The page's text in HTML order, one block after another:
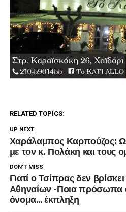
RELATED TOPICS:
UP NEXT
Χαράλαμπος Καρπούζος:
με τον κ. Πολάκη και τους
DON'T MISS
Γιατί ο Τσίπρας δεν
Αθηναίων -Ποια πρόσωπα
όνομα… έκπληξη